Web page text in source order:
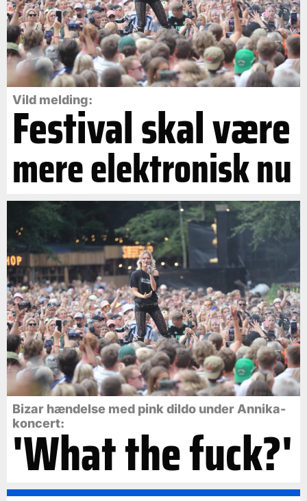
Vild melding:
Festival skal være
mere elektronisk nu
Bizar hændelse med pink dildo under Annika-
koncert:
'What the fuck?'